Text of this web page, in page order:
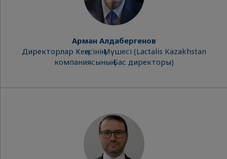
Арман Алдабергенов
Директорлар Кеңесінің Мүшесі (Lactalis Kazakhstan
компаниясының Бас директоры)